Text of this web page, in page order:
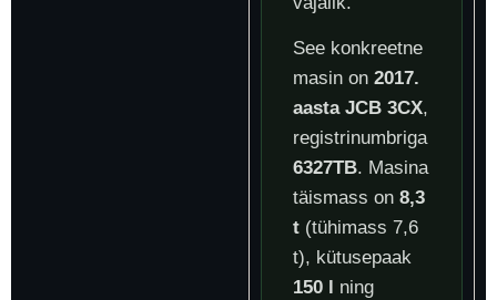
See konkreetne
masin on 2017.
aasta JCB 3CX,
registrinumbriga
6327TB. Masina
täismass on 8,3
t (tühimass 7,6
t), kütusepaak
150 l ning